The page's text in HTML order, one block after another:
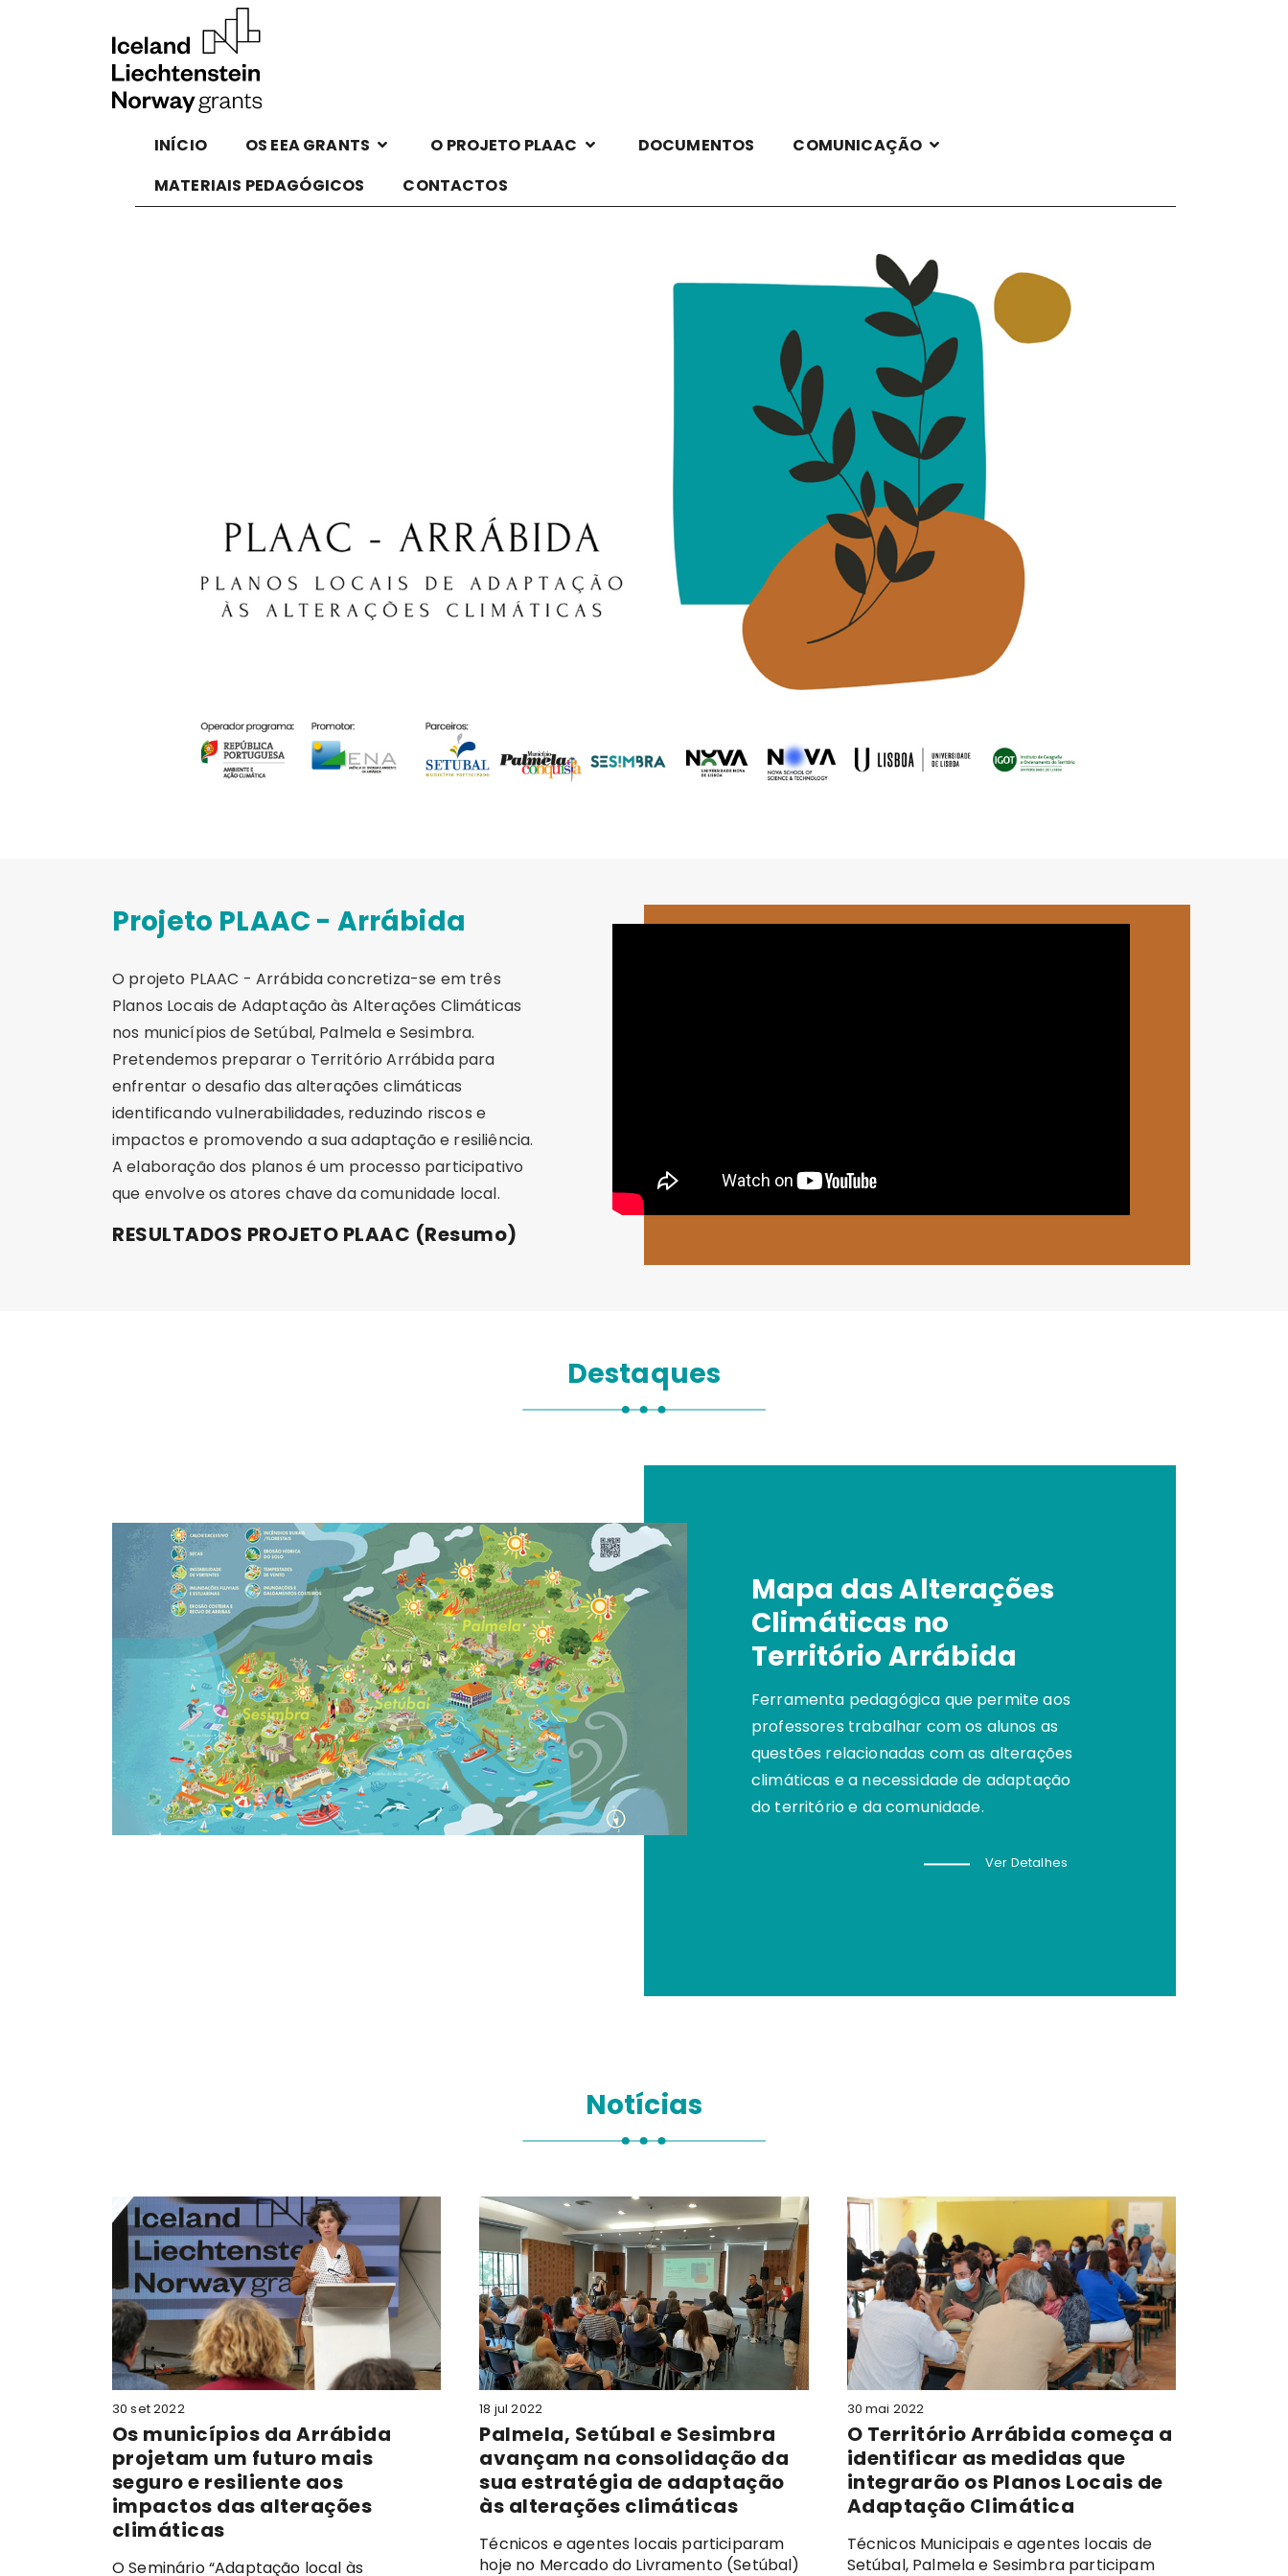
INÍCIO OS EEA GRANTS O PROJETO PLAAC DOCUMENTOS
COMUNICAÇÃO
MATERIAIS PEDAGÓGICOS
CONTACTOS
Projeto PLAAC - Arrábida
O projeto PLAAC - Arrábida concretiza-se em três
Planos Locais de Adaptação às Alterações Climáticas
nos municípios de Setúbal, Palmela e Sesimbra.
Pretendemos preparar o Território Arrábida para
enfrentar o desafio das alterações climáticas
identificando vulnerabilidades, reduzindo riscos e
impactos e promovendo a sua adaptação e resiliência.
A elaboração dos planos é um processo participativo
que envolve os atores chave da comunidade local.
RESULTADOS PROJETO PLAAC (Resumo)
Destaques
Mapa das Alterações
Climáticas no
Território Arrábida
Ferramenta pedagógica que permite aos
professores trabalhar com os alunos as
questões relacionadas com as alterações
climáticas e a necessidade de adaptação
do território e da comunidade.
Ver Detalhes
Notícias
30 set 2022
Os municípios da Arrábida
projetam um futuro mais
seguro e resiliente aos
impactos das alterações
climáticas
O Seminário “Adaptação local às
18 jul 2022
Palmela, Setúbal e Sesimbra
avançam na consolidação da
sua estratégia de adaptação
às alterações climáticas
Técnicos e agentes locais participaram
hoje no Mercado do Livramento (Setúbal)
30 mai 2022
O Território Arrábida começa a
identificar as medidas que
integrarão os Planos Locais de
Adaptação Climática
Técnicos Municipais e agentes locais de
Setúbal, Palmela e Sesimbra participam